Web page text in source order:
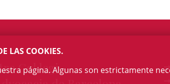
Col·legi
LAS COOKIES.
página. Algunas son estrictamente